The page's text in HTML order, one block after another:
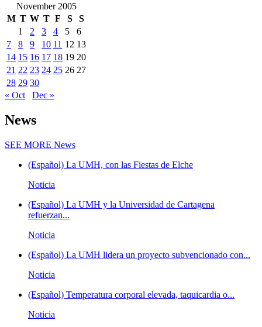
November 2005
M T W T F S
S
1
2 3 4 5
6
7
8 9 10 11 12 13
14 15 16 17 18 19 20
21 22 23 24 25 26 27
28 29 30
« Oct
Dec »
News
SEE MORE News
(Español) La UMH, con las Fiestas de Elche
Noticia
(Español) La UMH y la Universidad de Cartagena
refuerzan...
Noticia
(Español) La UMH lidera un proyecto subvencionado con...
Noticia
(Español) Temperatura corporal elevada, taquicardia o...
Noticia